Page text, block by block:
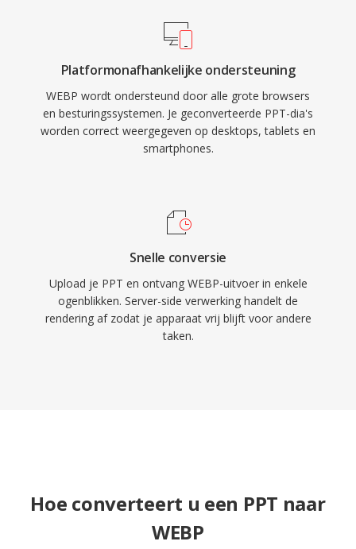
Platformonafhankelijke ondersteuning
WEBP wordt ondersteund door alle grote browsers
en besturingssystemen. Je geconverteerde PPT-dia's
worden correct weergegeven op desktops, tablets en
smartphones.
Snelle conversie
Upload je PPT en ontvang WEBP-uitvoer in enkele
ogenblikken. Server-side verwerking handelt de
rendering af zodat je apparaat vrij blijft voor andere
taken.
Hoe converteert u een PPT naar
WEBP